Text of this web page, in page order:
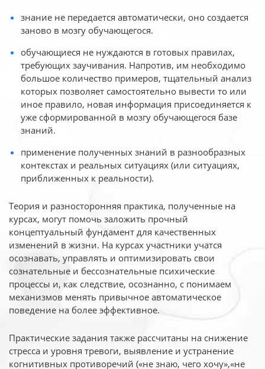
знание не передается автоматически, оно создается
заново в мозгу обучающегося.
обучающиеся не нуждаются в готовых правилах,
требующих заучивания. Напротив, им необходимо
большое количество примеров, тщательный анализ
которых позволяет самостоятельно вывести то или
иное правило, новая информация присоединяется к
уже сформированной в мозгу обучающегося базе
знаний.
применение полученных знаний в разнообразных
контекстах и реальных ситуациях (или ситуациях,
приближенных к реальности).
Теория и разносторонняя практика, полученные на
курсах, могут помочь заложить прочный
концептуальный фундамент для качественных
изменений в жизни. На курсах участники учатся
осознавать, управлять и оптимизировать свои
сознательные и бессознательные психические
процессы и, как следствие, осознанно, с понимаем
механизмов менять привычное автоматическое
поведение на более эффективное.
Практические задания также рассчитаны на снижение
стресса и уровня тревоги, выявление и устранение
когнитивных противоречий («не знаю, чего хочу»,«не